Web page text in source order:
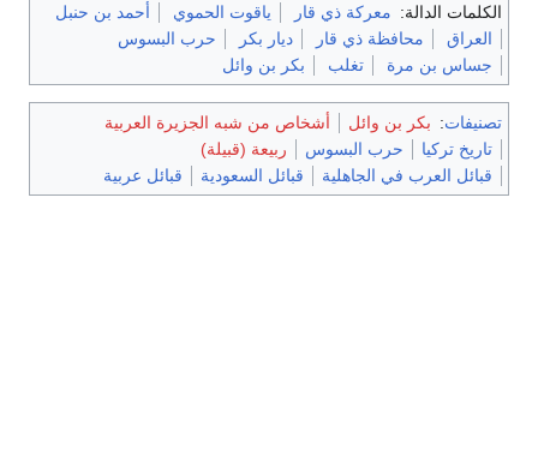
الكلمات الدالة: معركة ذي قار ياقوت الحموي
أحمد بن حنبل
العراق
محافظة ذي قار ديار بكر
حرب البسوس
جساس بن مرة
تغلب بكر بن وائل
تصنيفات: بكر بن وائل
أشخاص من شبه الجزيرة العربية
تاريخ تركيا
حرب البسوس
ربيعة (قبيلة)
قبائل العرب في الجاهلية
قبائل السعودية قبائل عربية